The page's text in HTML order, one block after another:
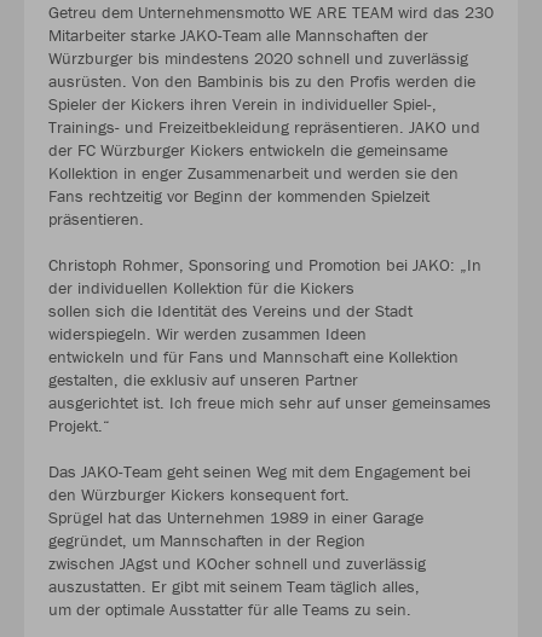
Getreu dem Unternehmensmotto WE ARE TEAM wird das 230
Mitarbeiter starke JAKO-Team alle Mannschaften der
Würzburger bis mindestens 2020 schnell und zuverlässig
ausrüsten. Von den Bambinis bis zu den Profis werden die
Spieler der Kickers ihren Verein in individueller Spiel-,
Trainings- und Freizeitbekleidung repräsentieren. JAKO und
der FC Würzburger Kickers entwickeln die gemeinsame
Kollektion in enger Zusammenarbeit und werden sie den
Fans rechtzeitig vor Beginn der kommenden Spielzeit
präsentieren.
Christoph Rohmer, Sponsoring und Promotion bei JAKO: „In
der individuellen Kollektion für die Kickers
sollen sich die Identität des Vereins und der Stadt
widerspiegeln. Wir werden zusammen Ideen
entwickeln und für Fans und Mannschaft eine Kollektion
gestalten, die exklusiv auf unseren Partner
ausgerichtet ist. Ich freue mich sehr auf unser gemeinsames
Projekt.“
Das JAKO-Team geht seinen Weg mit dem Engagement bei
den Würzburger Kickers konsequent fort.
Sprügel hat das Unternehmen 1989 in einer Garage
gegründet, um Mannschaften in der Region
zwischen JAgst und KOcher schnell und zuverlässig
auszustatten. Er gibt mit seinem Team täglich alles,
um der optimale Ausstatter für alle Teams zu sein.